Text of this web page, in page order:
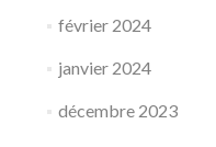
février 2024
janvier 2024
décembre 2023